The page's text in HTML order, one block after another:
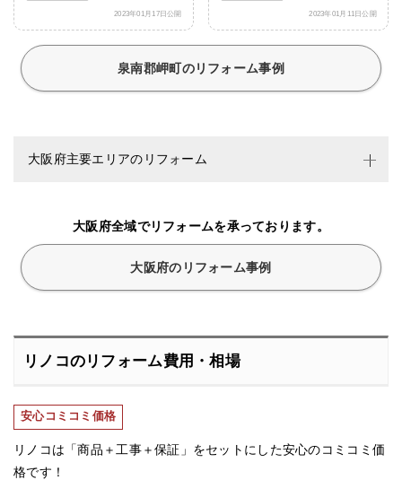
2023年01月17日公開 2023年01月11日公開
泉南郡岬町のリフォーム事例
大阪府主要エリアのリフォーム
大阪府全域でリフォームを承っております。
大阪府のリフォーム事例
リノコのリフォーム費用・相場
安心コミコミ価格
リノコは「商品＋工事＋保証」をセットにした安心のコミコミ価
格です！